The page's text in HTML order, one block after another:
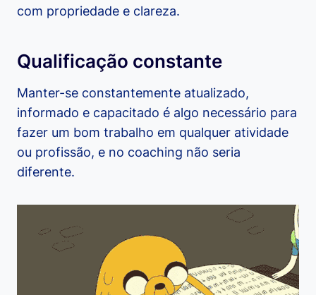
com propriedade e clareza.
Qualificação constante
Manter-se constantemente atualizado,
informado e capacitado é algo necessário para
fazer um bom trabalho em qualquer atividade
ou profissão, e no coaching não seria
diferente.